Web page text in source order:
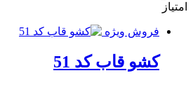
امتیاز
فروش ویژه
کشو قاب کد 51